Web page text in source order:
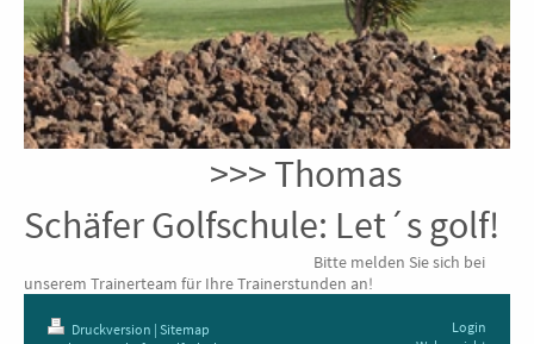
>>> Thomas
Schäfer Golfschule: Let´s golf!
Bitte melden Sie sich bei
unserem Trainerteam für Ihre Trainerstunden an!
Druckversion | Sitemap
Login